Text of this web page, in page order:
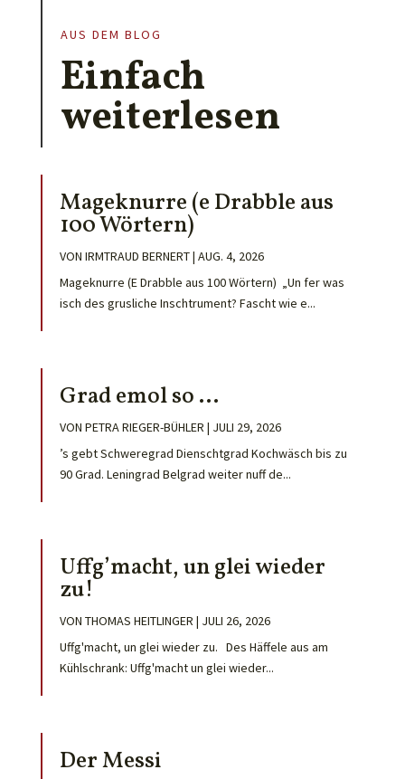
AUS DEM BLOG
Einfach
weiterlesen
Mageknurre (e Drabble aus
100 Wörtern)
VON IRMTRAUD BERNERT| AUG. 4, 2026
Mageknurre (E Drabble aus 100 Wörtern) „Un fer was
isch des grusliche Inschtrument? Fascht wie e...
Grad emol so …
VON PETRA RIEGER-BÜHLER | JULI 29, 2026
’s gebt Schweregrad Dienschtgrad Kochwäsch bis zu
90 Grad. Leningrad Belgrad weiter nuff de...
Uffg’macht, un glei wieder
zu!
VON THOMAS HEITLINGER | JULI 26, 2026
Uffg'macht, un glei wieder zu. Des Häffele aus am
Kühlschrank: Uffg'macht un glei wieder...
Der Messi